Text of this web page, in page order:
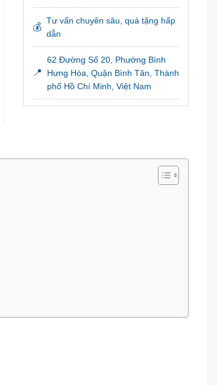
💰
Tư vấn chuyên sâu, quà tặng hấp
dẫn
📍
62 Đường Số 20, Phường Bình
Hưng Hòa, Quận Bình Tân, Thành
phố Hồ Chí Minh, Việt Nam